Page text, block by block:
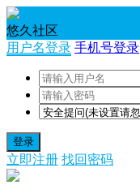
悠久社区
用户名登录 手机号登录
登录
立即注册 找回密码